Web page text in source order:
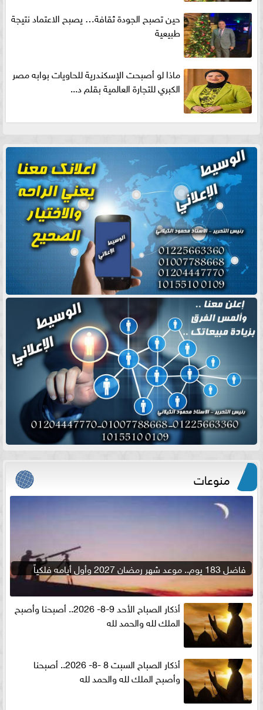
حين تصبح الجودة ثقافة… يصبح الاعتماد نتيجة
طبيعية
ماذا لو أصبحت الإسكندرية للحاويات بوابه مصر
الكبري للتجارة العالمية بقلم د...
منوعات
فاضل 183 يوم.. موعد شهر رمضان 2027 وأول أيامه فلكياً
أذكار الصباح الأحد 9-8- 2026.. أصبحنا وأصبح
الملك لله والحمد لله
أذكار الصباح السبت 8 -8- 2026.. أصبحنا
وأصبح الملك لله والحمد لله